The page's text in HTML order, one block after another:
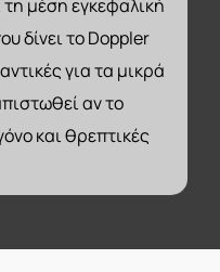
μέση εγκεφαλική
δίνει το Doppler
για τα μικρά
αν το
και θρεπτικές